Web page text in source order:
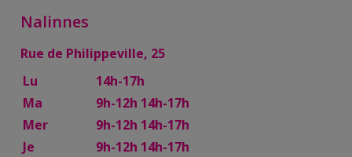
Nalinnes
Rue de Philippeville, 25
Lu
14h-17h
Ma
9h-12h 14h-17h
Mer
9h-12h 14h-17h
Je
9h-12h 14h-17h